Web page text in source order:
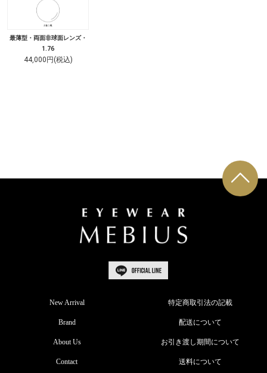
最薄型・両面非球面レンズ・
1.76
44,000円(税込)
New Arrival
Brand
About Us
Contact
特定商取引法の記載
配送について
お引き渡し期間について
送料について